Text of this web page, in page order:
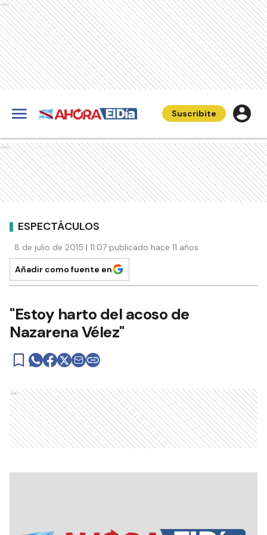
Ads
Suscribite
Ads
ESPECTÁCULOS
8 de julio de 2015 | 11:07 publicado hace 11 años
Añadir como fuente en
"Estoy harto del acoso de
Nazarena Vélez"
Ads